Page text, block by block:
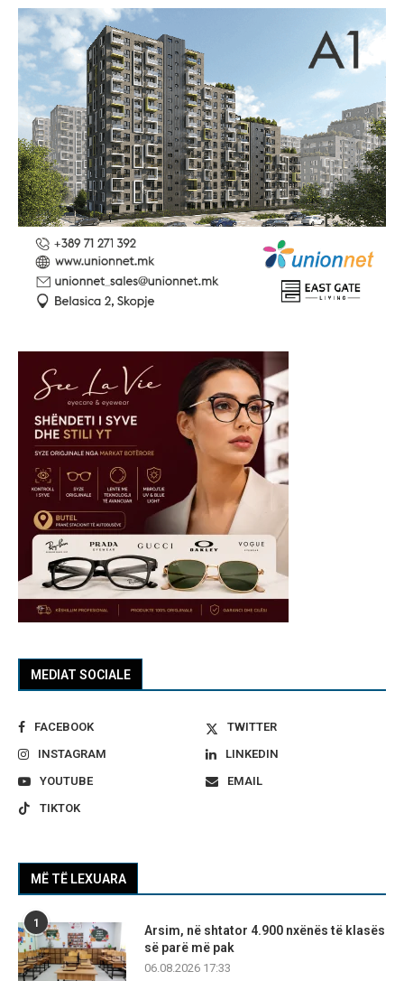
MEDIAT SOCIALE
FACEBOOK
TWITTER
INSTAGRAM
LINKEDIN
YOUTUBE
EMAIL
TIKTOK
MË TË LEXUARA
1
Arsim, në shtator 4.900 nxënës të klasës
së parë më pak
06.08.2026 17:33